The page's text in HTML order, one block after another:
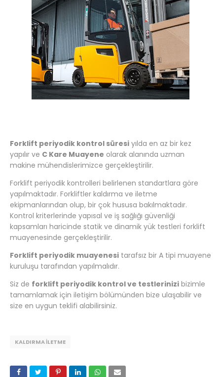
Forklift periyodik kontrol süresi yılda en az bir kez
yapılır ve C Kare Muayene olarak alanında uzman
makine mühendislerimizce gerçekleştirilir.
Forklift periyodik kontrolleri belirlenen standartlara göre
yapılmaktadır. Forkliftler kaldırma ve iletme
ekipmanlarından olup, bir çok hususa bakılmaktadır.
Kontrol kriterlerinde yapısal ve iş sağlığı güvenliği
kapsamları haricinde statik ve dinamik yük testleri forklift
muayenesinde gerçekleştirilir.
Forklift periyodik muayenesi tarafsız bir A tipi muayene
kuruluşu tarafından yapılmalıdır.
Siz de forklift periyodik kontrol ve testlerinizi bizimle
tamamlamak için iletişim bölümünden bize ulaşabilir ve
size en uygun teklifi alabilirsiniz.
KALDIRMA İLETME